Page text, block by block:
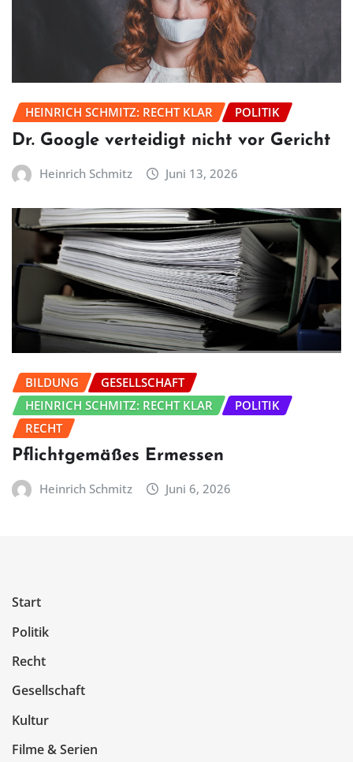
HEINRICH SCHMITZ: RECHT KLAR POLITIK
Dr. Google verteidigt nicht vor Gericht
Heinrich Schmitz Juni 13, 2026
BILDUNG
GESELLSCHAFT
HEINRICH SCHMITZ: RECHT KLAR
POLITIK
RECHT
Pflichtgemäßes Ermessen
Heinrich Schmitz Juni 6, 2026
Start
Politik
Recht
Gesellschaft
Kultur
Filme & Serien